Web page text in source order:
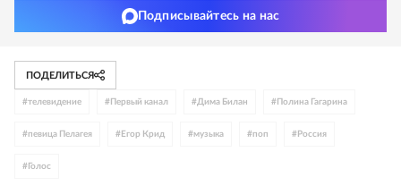
Подписывайтесь на нас
ПОДЕЛИТЬСЯ
#телевидение # Первый канал #Дима Билан # Полина Гагарина
#певица Пелагея # Егор Крид #музыка #поп # Россия
# Голос